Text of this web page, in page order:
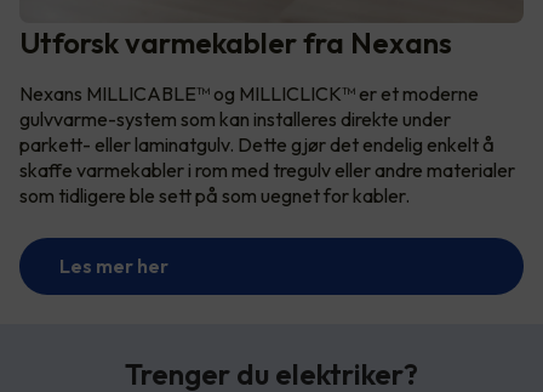
Utforsk varmekabler fra Nexans
Nexans MILLICABLE™ og MILLICLICK™ er et moderne
gulvvarme-system som kan installeres direkte under
parkett- eller laminatgulv. Dette gjør det endelig enkelt å
skaffe varmekabler i rom med tregulv eller andre materialer
som tidligere ble sett på som uegnet for kabler.
Les mer her
Trenger du elektriker?